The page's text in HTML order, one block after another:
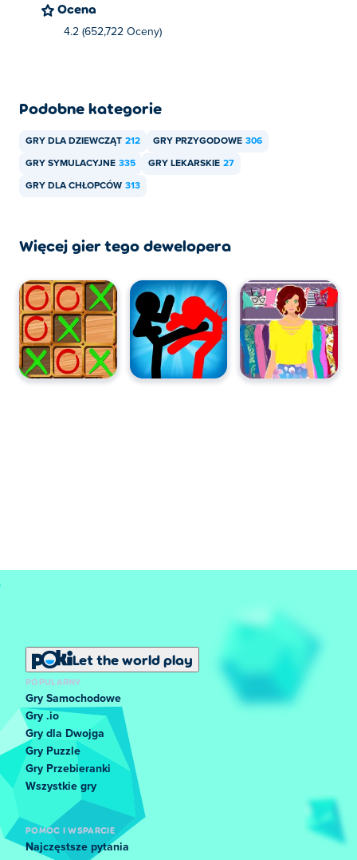
Ocena
4.2 (652,722 Oceny)
Podobne kategorie
GRY DLA DZIEWCZĄT 212 GRY PRZYGODOWE 306
GRY SYMULACYJNE 335 GRY LEKARSKIE 27
GRY DLA CHŁOPCÓW 313
Więcej gier tego dewelopera
Let the world play
POPULARNY
Gry Samochodowe
Gry .io
Gry dla Dwojga
Gry Puzzle
Gry Przebieranki
Wszystkie gry
POMOC I WSPARCIE
Najczęstsze pytania